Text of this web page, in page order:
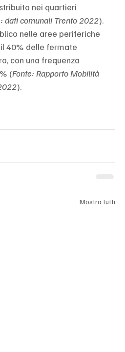
nei quartieri
dati comunali Trento 2022).
nelle aree periferiche
40% delle fermate
con una frequenza
(Fonte: Rapporto Mobilità
).
Mostra tutti